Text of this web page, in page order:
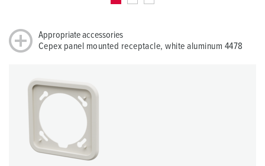
Appropriate accessories
Cepex panel mounted receptacle, white aluminum 4478